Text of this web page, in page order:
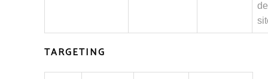
TARGETING